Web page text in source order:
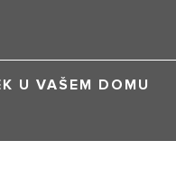
U VAŠEM DOMU